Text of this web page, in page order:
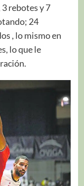
rebotes y 7
24
, lo mismo en
lo que le